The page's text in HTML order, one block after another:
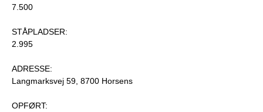
7.500
STÅPLADSER:
2.995
ADRESSE:
Langmarksvej 59, 8700 Horsens
OPFØRT: